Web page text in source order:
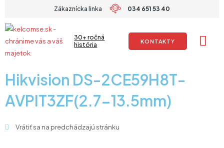
obsah
Zákaznícka linka 034 651 53 40
30+ ročná
história
KONTAKTY
Hikvision DS-2CE59H8T-
AVPIT3ZF(2.7-13.5mm)
Vrátiť sa na predchádzajú stránku